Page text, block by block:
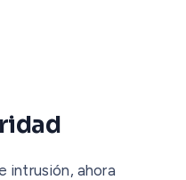
intrusión, ahora